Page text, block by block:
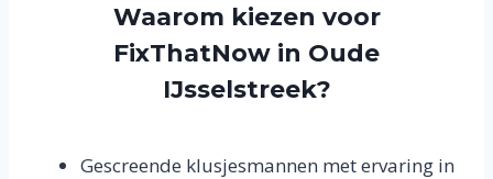
Waarom kiezen voor
FixThatNow in Oude
IJsselstreek?
Gescreende klusjesmannen met ervaring in